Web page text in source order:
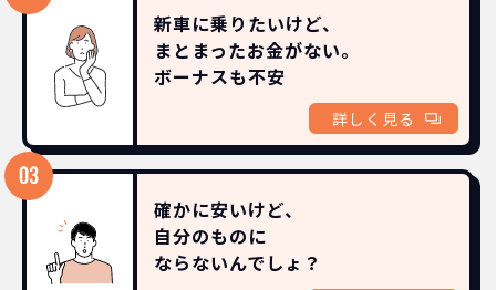
新車に乗りたいけど、
まとまったお金がない。
ボーナスも不安
詳しく見る
確かに安いけど、
自分のものに
ならないんでしょ？